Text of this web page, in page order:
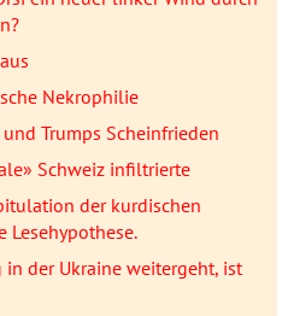
Nekrophilie
Trumps Scheinfrieden
Schweiz infiltrierte
der kurdischen
Lesehypothese.
in der Ukraine weitergeht, ist